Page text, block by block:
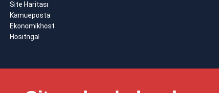
Site Haritası
Kamueposta
Ekonomikhost
Hositngal